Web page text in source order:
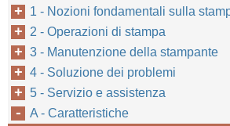
A-2 Caratteristiche
1 - Nozioni fondamentali sulla
2 - Operazioni di stampa
3 - Manutenzione della stampante
4 - Soluzione dei problemi
5 - Servizio e assistenza
A - Caratteristiche